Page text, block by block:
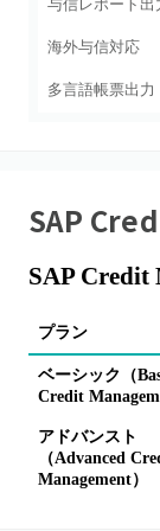
与信レポート出
海外与信対応
多言語帳票出力
SAP
SAP Credit
プラン
ベーシック（
Credit
アドバンスト
（Advanced
Management）